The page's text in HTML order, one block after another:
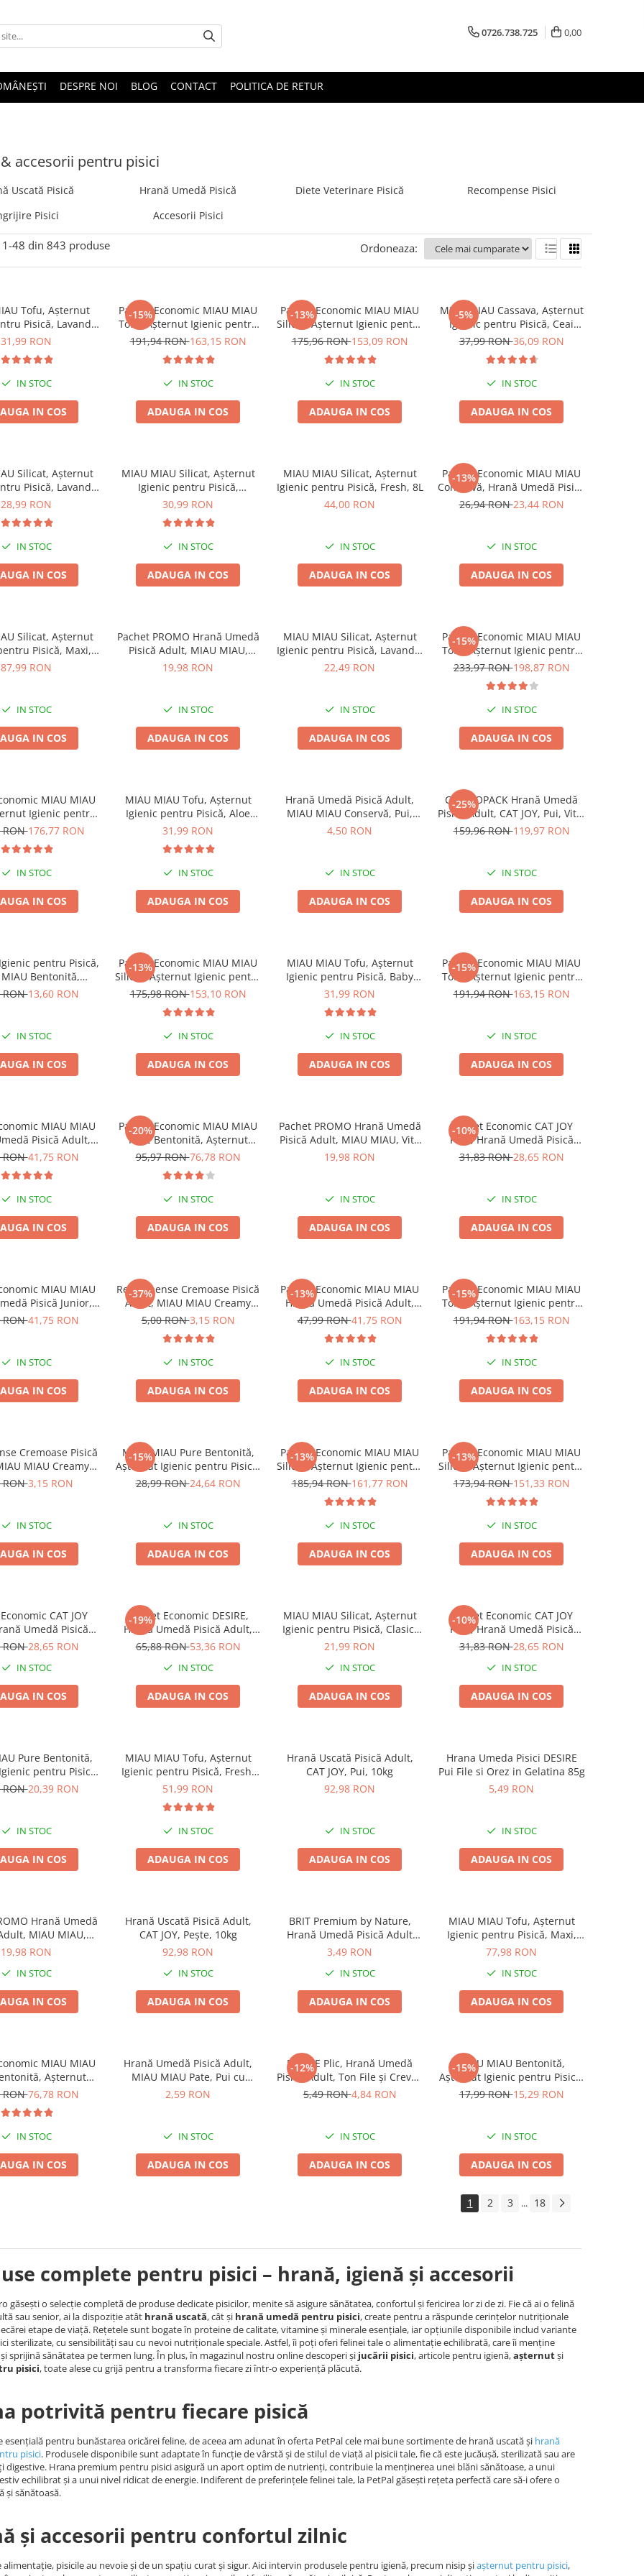
0726.738.725 0,00
DESPRE NOI BLOG CONTACT POLITICA DE RETUR
accesorii pentru pisici
Uscată Pisică Hrană Umedă Pisică Diete Veterinare Pisică
Recompense Pisici
Pisici
Accesorii Pisici
1-48 din 843 produse Ordoneaza:
Tofu, Așternut
Pisică, Lavandă,
6L
31,99 RON
IN STOC
IN COS
-15%
Pachet Economic MIAU MIAU
Tofu, Așternut Igienic pentru
Pisică, Lavandă, 6x6L
191,94 RON163,15 RON
IN STOC
ADAUGA IN COS
-13%
Pachet Economic MIAU MIAU
Silicat, Așternut Igienic pentru
Pisică, Fresh, 4x8L
175,96 RON153,09 RON
IN STOC
ADAUGA IN COS
-5%
MIAU MIAU Cassava, Așternut
Igienic pentru Pisică, Ceai
Verde, 6L
37,99 RON36,09 RON
IN STOC
ADAUGA IN COS
Silicat, Așternut
Pisică, Lavandă,
5L
28,99 RON
IN STOC
IN COS
MIAU MIAU Silicat, Așternut
Igienic pentru Pisică,
Clumping, 5L
30,99 RON
IN STOC
ADAUGA IN COS
MIAU MIAU Silicat, Așternut
Igienic pentru Pisică, Fresh, 8L
44,00 RON
IN STOC
ADAUGA IN COS
-13%
Pachet Economic MIAU MIAU
Conservă, Hrană Umedă Pisică
Adult, Pui, 6x415g
26,94 RON23,44 RON
IN STOC
ADAUGA IN COS
Silicat, Așternut
Pisică, Maxi,
15L
87,99 RON
IN STOC
IN COS
Pachet PROMO Hrană Umedă
Pisică Adult, MIAU MIAU,
Somon în sos, 12x100g
19,98 RON
IN STOC
ADAUGA IN COS
MIAU MIAU Silicat, Așternut
Igienic pentru Pisică, Lavandă,
3.8L
22,49 RON
IN STOC
ADAUGA IN COS
-15%
Pachet Economic MIAU MIAU
Tofu, Așternut Igienic pentru
Pisică, Maxi, Vanilie, 3x15L
233,97 RON198,87 RON
IN STOC
ADAUGA IN COS
MIAU MIAU
Igienic pentru
Fresh, 4x10L
RON176,77 RON
IN STOC
IN COS
MIAU MIAU Tofu, Așternut
Igienic pentru Pisică, Aloe
Vera, 6L
31,99 RON
IN STOC
ADAUGA IN COS
Hrană Umedă Pisică Adult,
MIAU MIAU Conservă, Pui,
415g
4,50 RON
IN STOC
ADAUGA IN COS
-25%
COMBOPACK Hrană Umedă
Pisică Adult, CAT JOY, Pui, Vită,
Curcan și Somon, 96x85g
159,96 RON119,97 RON
IN STOC
ADAUGA IN COS
pentru Pisică,
MIAU Bentonită,
5kg
RON13,60 RON
IN STOC
IN COS
-13%
Pachet Economic MIAU MIAU
Silicat, Așternut Igienic pentru
Pisică, Maxi, 2x15L
175,98 RON153,10 RON
IN STOC
ADAUGA IN COS
MIAU MIAU Tofu, Așternut
Igienic pentru Pisică, Baby
Powder, 6L
31,99 RON
IN STOC
ADAUGA IN COS
-15%
Pachet Economic MIAU MIAU
Tofu, Așternut Igienic pentru
Pisică, Aloe Vera, 6x6L
191,94 RON163,15 RON
IN STOC
ADAUGA IN COS
MIAU MIAU
Pisică Adult,
în sos, 24x100g
RON41,75 RON
IN STOC
IN COS
-20%
Pachet Economic MIAU MIAU
Pure Bentonită, Așternut
Igienic pentru Pisică, Lavandă,
95,97 RON76,78 RON
IN STOC
ADAUGA IN COS
Pachet PROMO Hrană Umedă
Pisică Adult, MIAU MIAU, Vită
în sos, 12x100g
19,98 RON
IN STOC
ADAUGA IN COS
-10%
Pachet Economic CAT JOY
Pate, Hrană Umedă Pisică
Adult, Pasăre, 16x100g
31,83 RON28,65 RON
IN STOC
ADAUGA IN COS
MIAU MIAU
Pisică Junior,
sos, 24x100g
RON41,75 RON
IN STOC
IN COS
-37%
Recompense Cremoase Pisică
Adult, MIAU MIAU Creamy
Snacks, Pui, 4x15g
5,00 RON3,15 RON
IN STOC
ADAUGA IN COS
-13%
Pachet Economic MIAU MIAU
Hrană Umedă Pisică Adult,
Sterilizată, Pui în sos, 24x100g
47,99 RON41,75 RON
IN STOC
ADAUGA IN COS
-15%
Pachet Economic MIAU MIAU
Tofu, Așternut Igienic pentru
Pisică, Baby Powder, 6x6L
191,94 RON163,15 RON
IN STOC
ADAUGA IN COS
Cremoase Pisică
MIAU Creamy
Rață, 4x15g
RON3,15 RON
IN STOC
IN COS
-15%
MIAU MIAU Pure Bentonită,
Așternut Igienic pentru Pisică,
Lavandă, 5kg
28,99 RON24,64 RON
IN STOC
ADAUGA IN COS
-13%
Pachet Economic MIAU MIAU
Silicat, Așternut Igienic pentru
Pisică, Clumping, 6x5L
185,94 RON161,77 RON
IN STOC
ADAUGA IN COS
-13%
Pachet Economic MIAU MIAU
Silicat, Așternut Igienic pentru
Pisică, Lavandă, 6x5L
173,94 RON151,33 RON
IN STOC
ADAUGA IN COS
CAT JOY
Umedă Pisică
Pește, 16x100g
RON28,65 RON
IN STOC
IN COS
-19%
Pachet Economic DESIRE,
Hrană Umedă Pisică Adult,
Ton File și Creveți în Supă,
65,88 RON53,36 RON
IN STOC
ADAUGA IN COS
MIAU MIAU Silicat, Așternut
Igienic pentru Pisică, Clasic,
3.8L
21,99 RON
IN STOC
ADAUGA IN COS
-10%
Pachet Economic CAT JOY
Pate, Hrană Umedă Pisică
Adult, Vită, 16x100g
31,83 RON28,65 RON
IN STOC
ADAUGA IN COS
Pure Bentonită,
pentru Pisică,
5L
RON20,39 RON
IN STOC
IN COS
MIAU MIAU Tofu, Așternut
Igienic pentru Pisică, Fresh,
10L
51,99 RON
IN STOC
ADAUGA IN COS
Hrană Uscată Pisică Adult,
CAT JOY, Pui, 10kg
92,98 RON
IN STOC
ADAUGA IN COS
Hrana Umeda Pisici DESIRE
Pui File si Orez in Gelatina 85g
5,49 RON
IN STOC
ADAUGA IN COS
Hrană Umedă
MIAU MIAU,
în sos, 12x100g
19,98 RON
IN STOC
IN COS
Hrană Uscată Pisică Adult,
CAT JOY, Pește, 10kg
92,98 RON
IN STOC
ADAUGA IN COS
BRIT Premium by Nature,
Hrană Umedă Pisică Adult
Sterilizată, Pui în Sos, 100g
3,49 RON
IN STOC
ADAUGA IN COS
MIAU MIAU Tofu, Așternut
Igienic pentru Pisică, Maxi,
Vanilie, 15L
77,98 RON
IN STOC
ADAUGA IN COS
MIAU MIAU
Așternut
Pisică, Clasic,
RON76,78 RON
IN STOC
IN COS
Hrană Umedă Pisică Adult,
MIAU MIAU Pate, Pui cu
Topping de Lapte, 100g
2,59 RON
IN STOC
ADAUGA IN COS
-12%
DESIRE Plic, Hrană Umedă
Pisică Adult, Ton File și Creveți
în Supă, 70g
5,49 RON4,84 RON
IN STOC
ADAUGA IN COS
-15%
MIAU MIAU Bentonită,
Așternut Igienic pentru Pisică,
Lavandă, 6kg
17,99 RON15,29 RON
IN STOC
ADAUGA IN COS
1 2 3 ... 18
complete pentru pisici – hrană, igienă și accesorii
găsești o selecție completă de produse dedicate pisicilor, menite să asigure sănătatea, confortul și fericirea lor zi de zi. Fie că ai o felină
sau senior, ai la dispoziție atât hrană uscată, cât și hrană umedă pentru pisici, create pentru a răspunde cerințelor nutriționale
etape de viață. Rețetele sunt bogate în proteine de calitate, vitamine și minerale esențiale, iar opțiunile disponibile includ variante
sterilizate, cu sensibilități sau cu nevoi nutriționale speciale. Astfel, îi poți oferi felinei tale o alimentație echilibrată, care îi menține
sprijină sănătatea pe termen lung. În plus, în magazinul nostru online descoperi și jucării pisici, articole pentru igienă,așternutși
pisici, toate alese cu grijă pentru a transforma fiecare zi într-o experiență plăcută.
potrivită pentru fiecare pisică
esențială pentru bunăstarea oricărei feline, de aceea am adunat în oferta PetPal cele mai bune sortimente de hrană uscată și hrană
pisici. Produsele disponibile sunt adaptate în funcție de vârstă și de stilul de viață al pisicii tale, fie că este jucăușă, sterilizată sau are
digestive. Hrana premium pentru pisici asigură un aport optim de nutrienți, contribuie la menținerea unei blăni sănătoase, a unui
echilibrat și a unui nivel ridicat de energie. Indiferent de preferințele felinei tale, la PetPal găsești rețeta perfectă care să-i ofere o
și sănătoasă.
și accesorii pentru confortul zilnic
alimentație, pisicile au nevoie și de un spațiu curat și sigur. Aici intervin produsele pentru igienă, precum nisip șiașternut pentru pisici,